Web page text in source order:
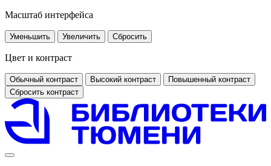
Масштаб интерфейса
Уменьшить Увеличить Сбросить
Цвет и контраст
Обычный контраст Высокий контраст
Повышенный контраст
Сбросить контраст